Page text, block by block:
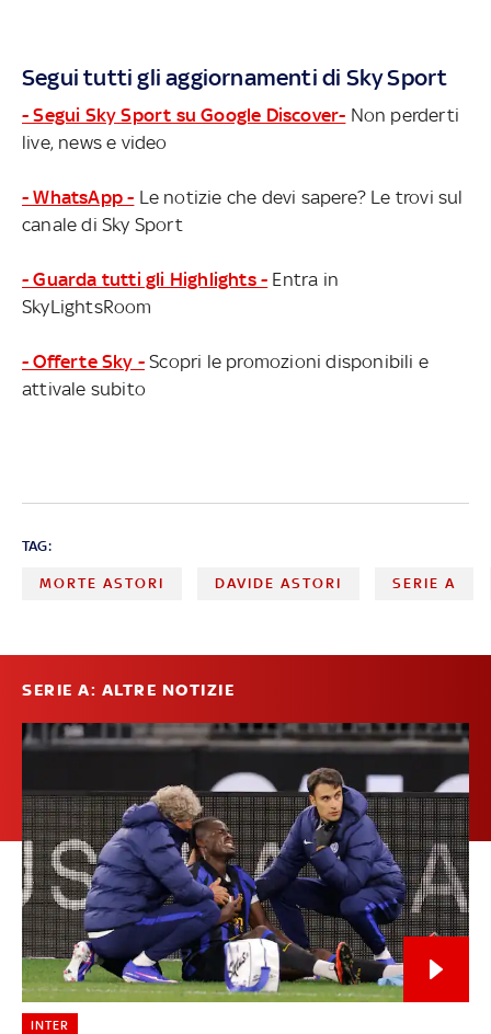
Segui tutti gli aggiornamenti di Sky Sport
- Segui Sky Sport su Google Discover- Non perderti
live, news e video
- WhatsApp - Le notizie che devi sapere? Le trovi sul
canale di Sky Sport
- Guarda tutti gli Highlights - Entra in
SkyLightsRoom
- Offerte Sky - Scopri le promozioni disponibili e
attivale subito
TAG:
MORTE ASTORI DAVIDE ASTORI SERIE A
SERIE A: ALTRE NOTIZIE
INTER